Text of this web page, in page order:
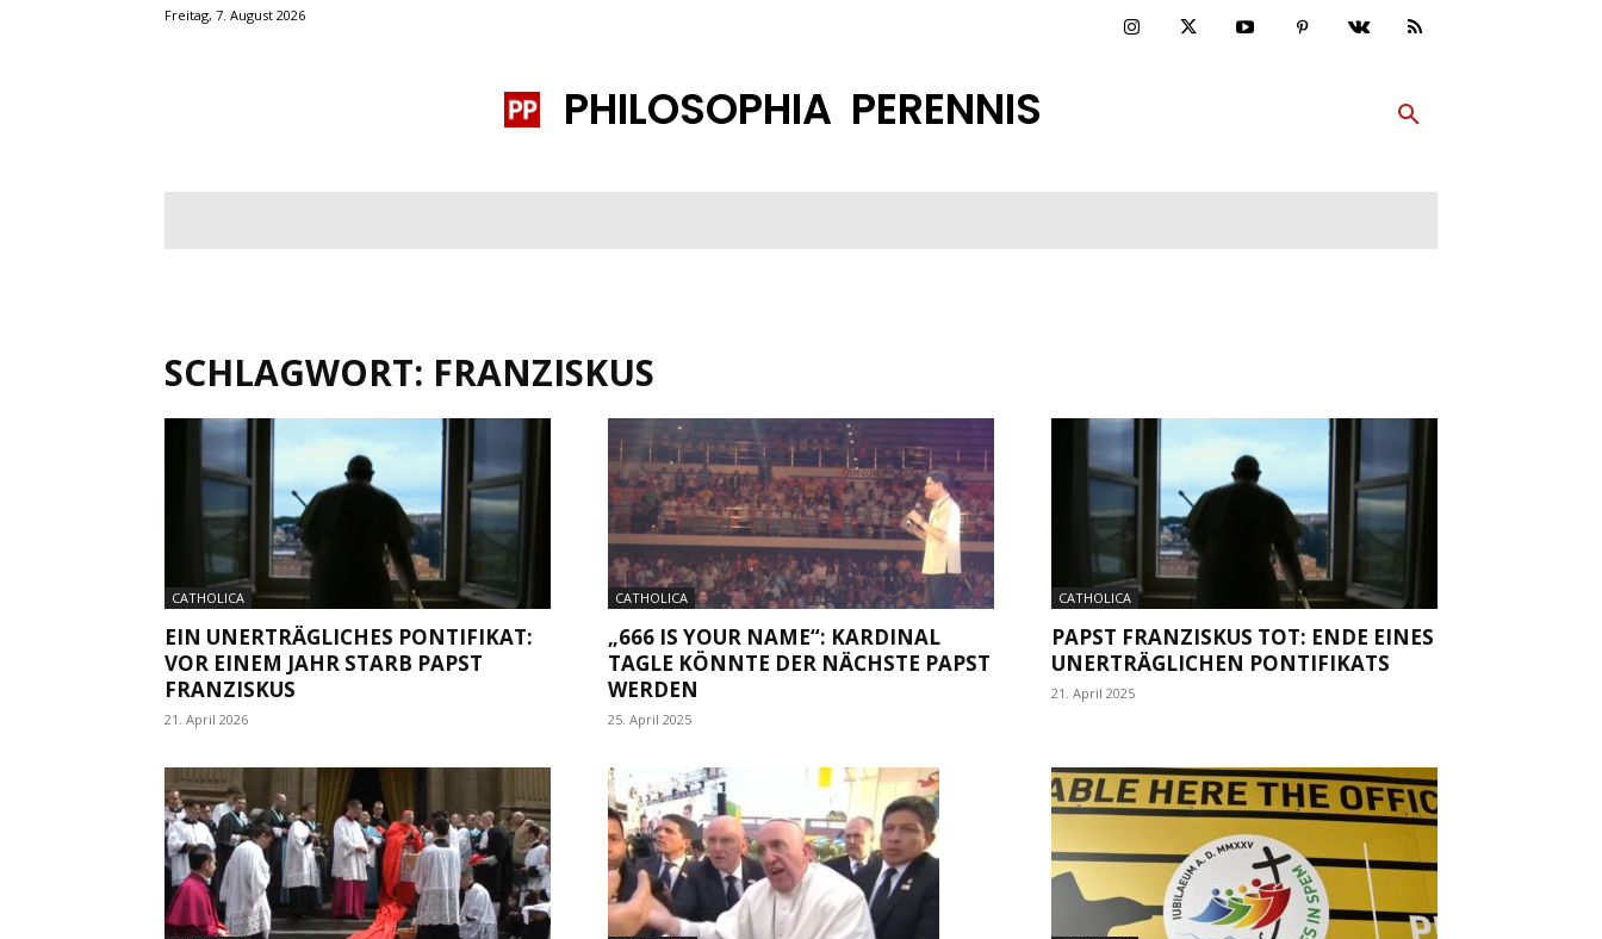
Freitag, 7. August 2026
PHILOSOPHIA PERENNIS
SCHLAGWORT: FRANZISKUS
CATHOLICA
EIN UNERTRÄGLICHES PONTIFIKAT:
VOR EINEM JAHR STARB PAPST
FRANZISKUS
21. April 2026
CATHOLICA
„666 IS YOUR NAME“: KARDINAL
TAGLE KÖNNTE DER NÄCHSTE PAPST
WERDEN
25. April 2025
CATHOLICA
PAPST FRANZISKUS TOT: ENDE EINES
UNERTRÄGLICHEN PONTIFIKATS
21. April 2025